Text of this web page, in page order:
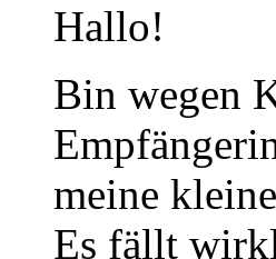
Hallo!
Bin wegen
meine
Es fällt